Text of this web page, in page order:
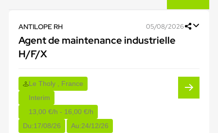
ANTILOPE RH 05/08/2026
Agent de maintenance industrielle
H/F/X
Le Tholy , France
Interim
13,00 €/h - 16,00 €/h
Du:17/08/26 Au:24/12/26